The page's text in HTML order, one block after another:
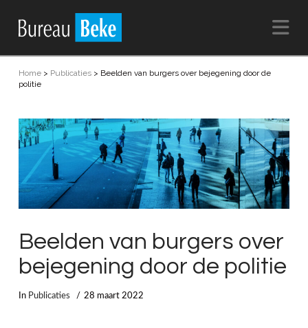
Home> Publicaties> Beelden van burgers over bejegening door de
politie
Beelden van burgers over
bejegening door de politie
In Publicaties 28 maart 2022